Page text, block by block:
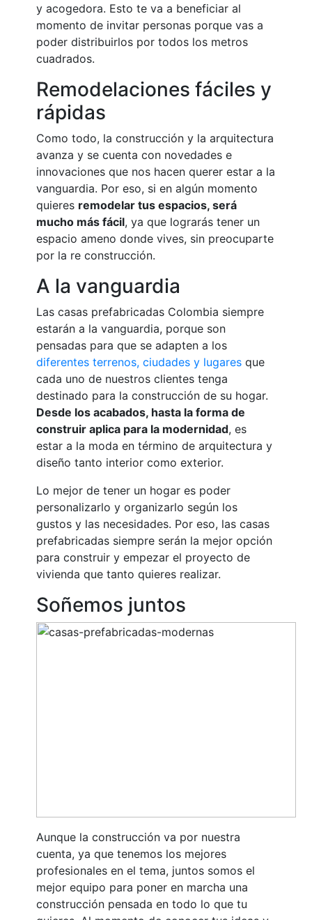
y acogedora. Esto te va a beneficiar al
momento de invitar personas porque vas a
poder distribuirlos por todos los metros
cuadrados.
Remodelaciones fáciles y
rápidas
Como todo, la construcción y la arquitectura
avanza y se cuenta con novedades e
innovaciones que nos hacen querer estar a la
vanguardia. Por eso, si en algún momento
quieres remodelar tus espacios, será
mucho más fácil, ya que lograrás tener un
espacio ameno donde vives, sin preocuparte
por la re construcción.
A la vanguardia
Las casas prefabricadas Colombia siempre
estarán a la vanguardia, porque son
pensadas para que se adapten a los
diferentes terrenos, ciudades y lugaresque
cada uno de nuestros clientes tenga
destinado para la construcción de su hogar.
Desde los acabados, hasta la forma de
construir aplica para la modernidad, es
estar a la moda en término de arquitectura y
diseño tanto interior como exterior.
Lo mejor de tener un hogar es poder
personalizarlo y organizarlo según los
gustos y las necesidades. Por eso, las casas
prefabricadas siempre serán la mejor opción
para construir y empezar el proyecto de
vivienda que tanto quieres realizar.
Soñemos juntos
Aunque la construcción va por nuestra
cuenta, ya que tenemos los mejores
profesionales en el tema, juntos somos el
mejor equipo para poner en marcha una
construcción pensada en todo lo que tu